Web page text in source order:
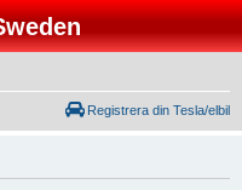
Registrera din Tesla/elbil